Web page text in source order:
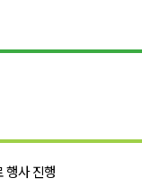
행사 진행